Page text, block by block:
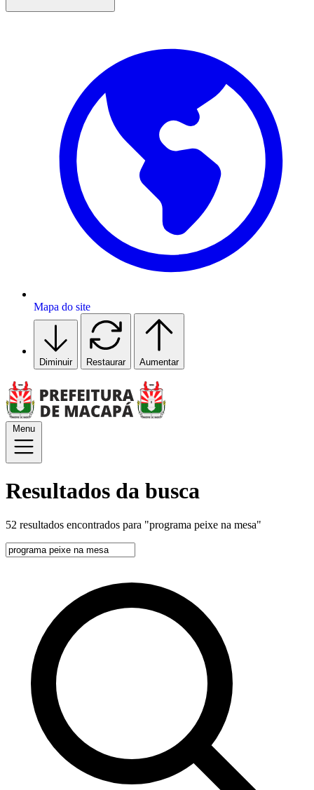
Mapa do site
Diminuir Restaurar Aumentar
Menu
Resultados da busca
52 resultados encontrados para "programa peixe na mesa"